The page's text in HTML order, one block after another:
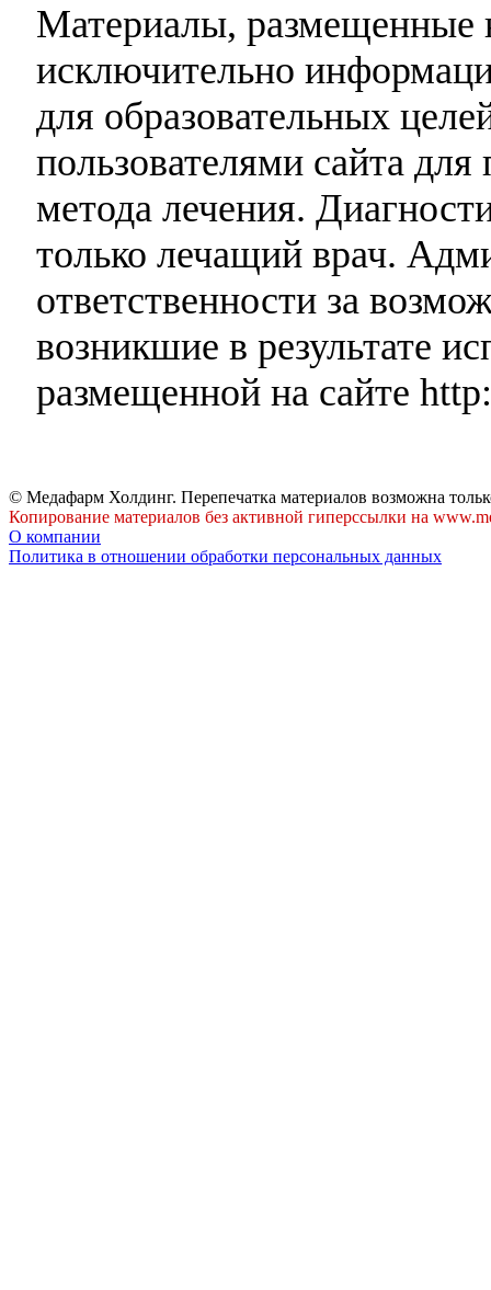
Материалы, размещенные
исключительно
для образовательных
пользователями сайта
метода лечения.
только лечащий врач.
ответственности за
возникшие в результате
размещенной на сайте
© Медафарм Холдинг. Перепечатка материалов возможна
Копирование материалов без активной гиперссылки на
О компании
Политика в отношении обработки персональных данных